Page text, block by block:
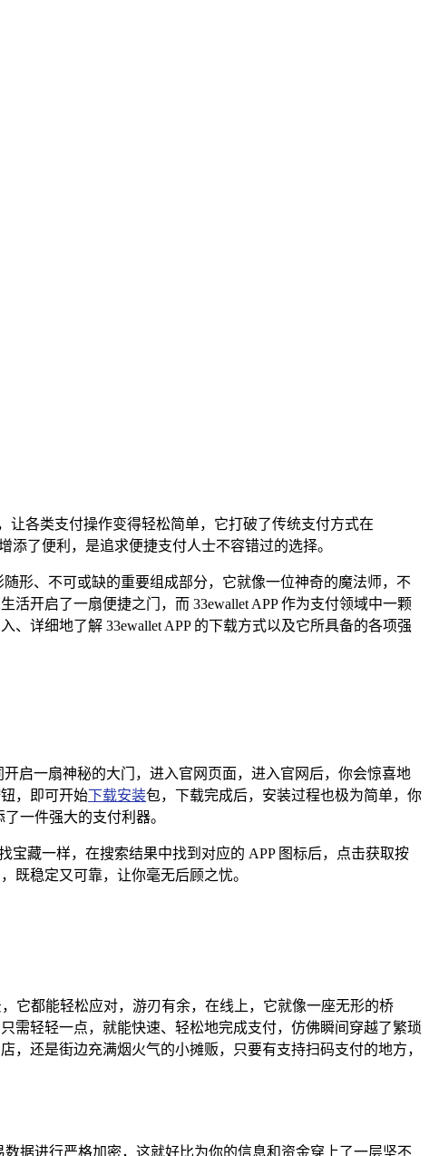
让各类支付操作变得轻松简单，它打破了传统支付方式在
添了便利，是追求便捷支付人士不容错过的选择。
形、不可或缺的重要组成部分，它就像一位神奇的魔法师，不
开启了一扇便捷之门，而 33ewallet APP 作为支付领域中一颗
详细地了解 33ewallet APP 的下载方式以及它所具备的各项强
启一扇神秘的大门，进入官网页面，进入官网后，你会惊喜地
，即可开始下载安装包，下载完成后，安装过程也极为简单，你
一件强大的支付利器。
宝藏一样，在搜索结果中找到对应的 APP 图标后，点击获取按
既稳定又可靠，让你毫无后顾之忧。
它都能轻松应对，游刃有余，在线上，它就像一座无形的桥
需轻轻一点，就能快速、轻松地完成支付，仿佛瞬间穿越了繁琐
还是街边充满烟火气的小摊贩，只要有支持扫码支付的地方，
据进行严格加密，这就好比为你的信息和资金穿上了一层坚不